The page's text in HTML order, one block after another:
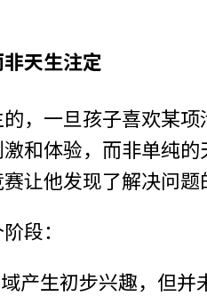
天生注定
，一旦孩子喜欢某
和体验，而非单纯
让他发现了解决问题
段：
产生初步兴趣，但并